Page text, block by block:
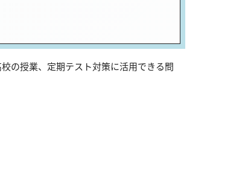
の授業、定期テスト対策に活用できる問